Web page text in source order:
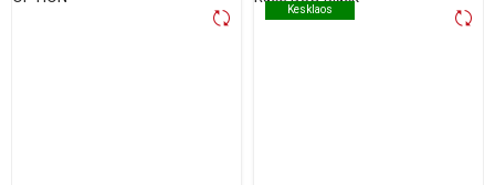
Kesklaos
Kesklaos